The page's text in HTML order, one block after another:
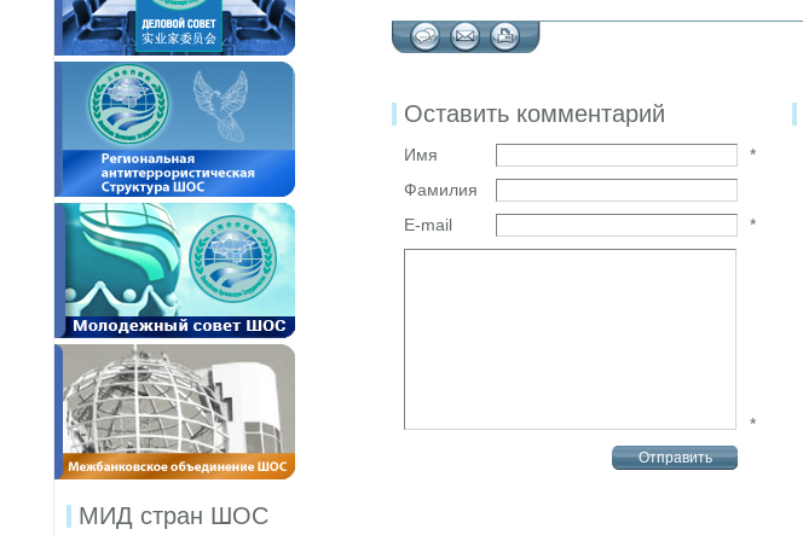
МИД стран ШОС
Оставить комментарий
Имя
*
Фамилия
E-mail
*
*